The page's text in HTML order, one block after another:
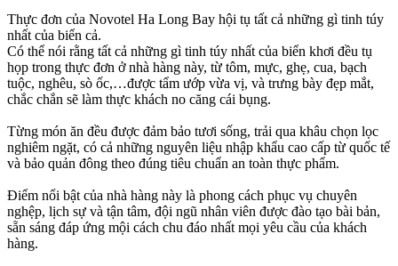
Thực đơn của Novotel Ha Long Bay hội tụ tất cả những gì tinh túy
nhất của biển cả.
Có thể nói rằng tất cả những gì tinh túy nhất của biển khơi đều tụ
họp trong thực đơn ở nhà hàng này, từ tôm, mực, ghẹ, cua, bạch
tuộc, nghêu, sò ốc,…được tẩm ướp vừa vị, và trưng bày đẹp mắt,
chắc chắn sẽ làm thực khách no căng cái bụng.
Từng món ăn đều được đảm bảo tươi sống, trải qua khâu chọn lọc
nghiêm ngặt, có cả những nguyên liệu nhập khẩu cao cấp từ quốc tế
và bảo quản đông theo đúng tiêu chuẩn an toàn thực phẩm.
Điểm nổi bật của nhà hàng này là phong cách phục vụ chuyên
nghệp, lịch sự và tận tâm, đội ngũ nhân viên được đào tạo bài bản,
sẵn sáng đáp ứng mội cách chu đáo nhất mọi yêu cầu của khách
hàng.